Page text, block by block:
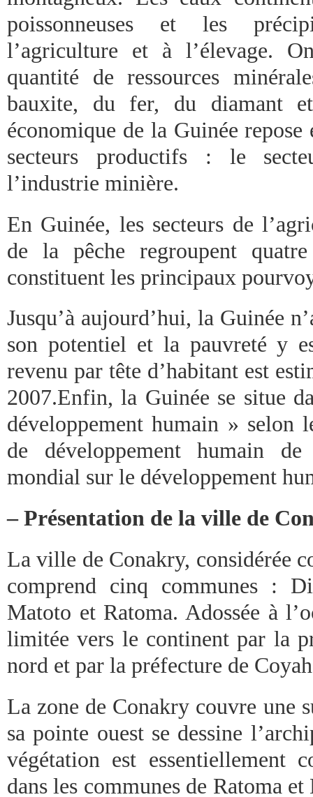
poissonneuses et les
l’agriculture et à l’élevage.
quantité de ressources
bauxite, du fer, du diamant
économique de la Guinée
secteurs productifs : le
l’industrie minière.
En Guinée, les secteurs de
de la pêche regroupent
constituent les principaux
Jusqu’à aujourd’hui, la Guinée
son potentiel et la pauvreté y
revenu par tête d’habitant est
2007.Enfin, la Guinée se situe
développement humain » selon
de développement humain
mondial sur le développement
– Présentation de la ville de
La ville de Conakry, considérée
comprend cinq communes :
Matoto et Ratoma. Adossée à
limitée vers le continent par la
nord et par la préfecture de
La zone de Conakry couvre une
sa pointe ouest se dessine
végétation est essentiellement
dans les communes de Ratoma